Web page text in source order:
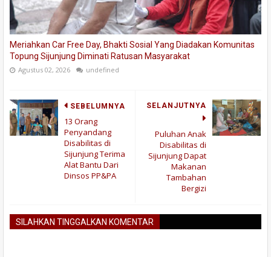
Meriahkan Car Free Day, Bhakti Sosial Yang Diadakan Komunitas
Topung Sijunjung Diminati Ratusan Masyarakat
Agustus 02, 2026 undefined
SELANJUTNYA
Puluhan Anak
Disabilitas di
Sijunjung Dapat
Makanan
Tambahan
Bergizi
SEBELUMNYA
13 Orang
Penyandang
Disabilitas di
Sijunjung Terima
Alat Bantu Dari
Dinsos PP&PA
SILAHKAN TINGGALKAN KOMENTAR